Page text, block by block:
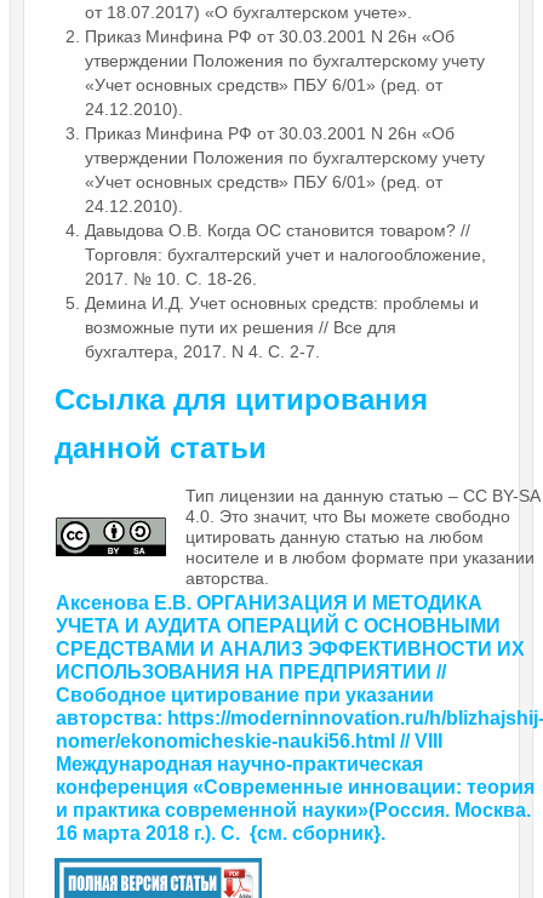
от 18.07.2017) «О бухгалтерском учете».
Приказ Минфина РФ от 30.03.2001 N 26н «Об
утверждении Положения по бухгалтерскому учету
«Учет основных средств» ПБУ 6/01» (ред. от
24.12.2010).
Приказ Минфина РФ от 30.03.2001 N 26н «Об
утверждении Положения по бухгалтерскому учету
«Учет основных средств» ПБУ 6/01» (ред. от
24.12.2010).
Давыдова О.В. Когда ОС становится товаром? //
Торговля: бухгалтерский учет и налогообложение,
2017. № 10. С. 18-26.
Демина И.Д. Учет основных средств: проблемы и
возможные пути их решения // Все для
бухгалтера, 2017. N 4. С. 2-7.
Ссылка для цитирования
данной статьи
Тип лицензии на данную статью – CC BY-SA
4.0. Это значит, что Вы можете свободно
цитировать данную статью на любом
носителе и в любом формате при указании
авторства.
Аксенова Е.В. ОРГАНИЗАЦИЯ И МЕТОДИКА
УЧЕТА И АУДИТА ОПЕРАЦИЙ С ОСНОВНЫМИ
СРЕДСТВАМИ И АНАЛИЗ ЭФФЕКТИВНОСТИ ИХ
ИСПОЛЬЗОВАНИЯ НА ПРЕДПРИЯТИИ //
Свободное цитирование при указании
авторства: https://moderninnovation.ru/h/blizhajshij-
nomer/ekonomicheskie-nauki56.html // VIII
Международная научно-практическая
конференция «Современные инновации: теория
и практика современной науки»(Россия. Москва.
16 марта 2018 г.). С. {см. сборник}.